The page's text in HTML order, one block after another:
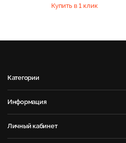
Купить в 1 клик
Категории
Информация
Личный кабинет